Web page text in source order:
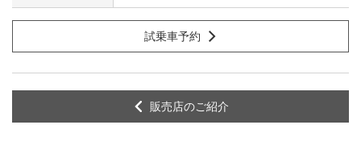
試乗車予約
販売店のご紹介